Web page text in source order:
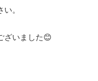
。
ざいました😊